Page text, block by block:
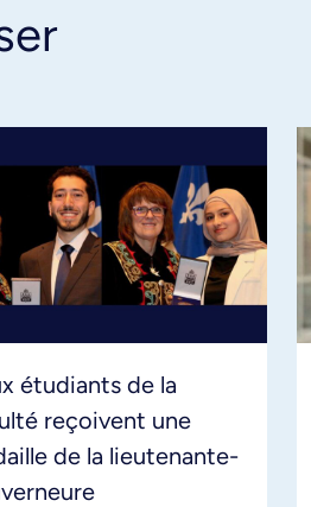
étudiants de la
reçoivent une
de la lieutenante-